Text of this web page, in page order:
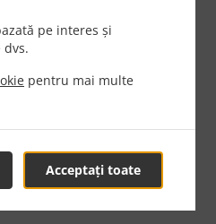
pe interes și
pentru mai multe
Acceptați toate
în stare să gătești.